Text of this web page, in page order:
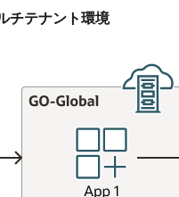
チテナント環境